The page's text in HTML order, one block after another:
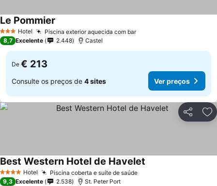
3 EstrelasHotel Piscina exterior aquecida com bar
Le Pommier
8,7 Excelente 2.448 Castel
De € 213
Consulte os preços de 4 sites Ver preços
Partilhar
4 EstrelasHotel Piscina coberta e suíte de saúde
Best Western Hotel de Havelet
9,3 Excelente 2.538 St. Peter Port